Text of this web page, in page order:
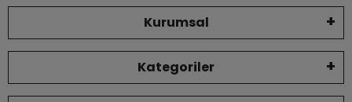
Kurumsal
Kategoriler